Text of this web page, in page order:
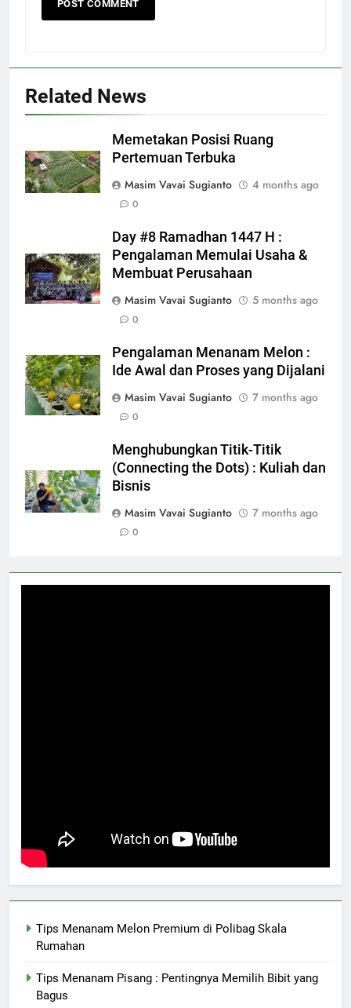
Related News
Memetakan Posisi Ruang
Pertemuan Terbuka
Masim Vavai Sugianto
4 months ago
0
Day #8 Ramadhan 1447 H :
Pengalaman Memulai Usaha &
Membuat Perusahaan
Masim Vavai Sugianto
5 months ago
0
Pengalaman Menanam Melon :
Ide Awal dan Proses yang Dijalani
Masim Vavai Sugianto
7 months ago
0
Menghubungkan Titik-Titik
(Connecting the Dots) : Kuliah dan
Bisnis
Masim Vavai Sugianto
7 months ago
0
Tips Menanam Melon Premium di Polibag Skala
Rumahan
Tips Menanam Pisang : Pentingnya Memilih Bibit yang
Bagus